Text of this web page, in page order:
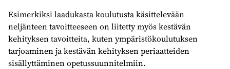
Esimerkiksi laadukasta koulutusta käsittelevään
neljänteen tavoitteeseen on liitetty myös kestävän
kehityksen tavoitteita, kuten ympäristökoulutuksen
tarjoaminen ja kestävän kehityksen periaatteiden
sisällyttäminen opetussuunnitelmiin.